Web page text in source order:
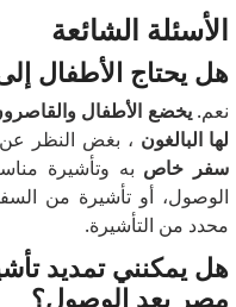
الأسئلة الشائعة
هل يحتاج الأطفال
نعم.يخضع الأطفال
لها البالغون ، بغض النظر
سفر خاص به وتأشيرة
الوصول، أو تأشيرة من
محدد من التأشيرة.
هل يمكنني تمديد
مصر بعد الوصول؟